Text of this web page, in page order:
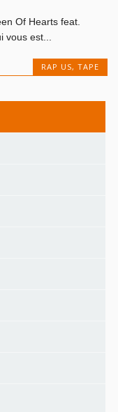
Of Hearts feat.
vous est...
RAP US, TAPE